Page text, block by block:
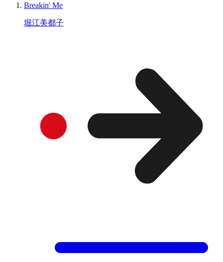
Breakin' Me
堀江美都子